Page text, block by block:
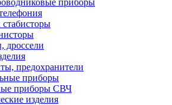
дроссели
предохранители
приборы
приборы СВЧ
изделия